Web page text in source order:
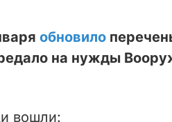
обновило
на нужды
вошли: